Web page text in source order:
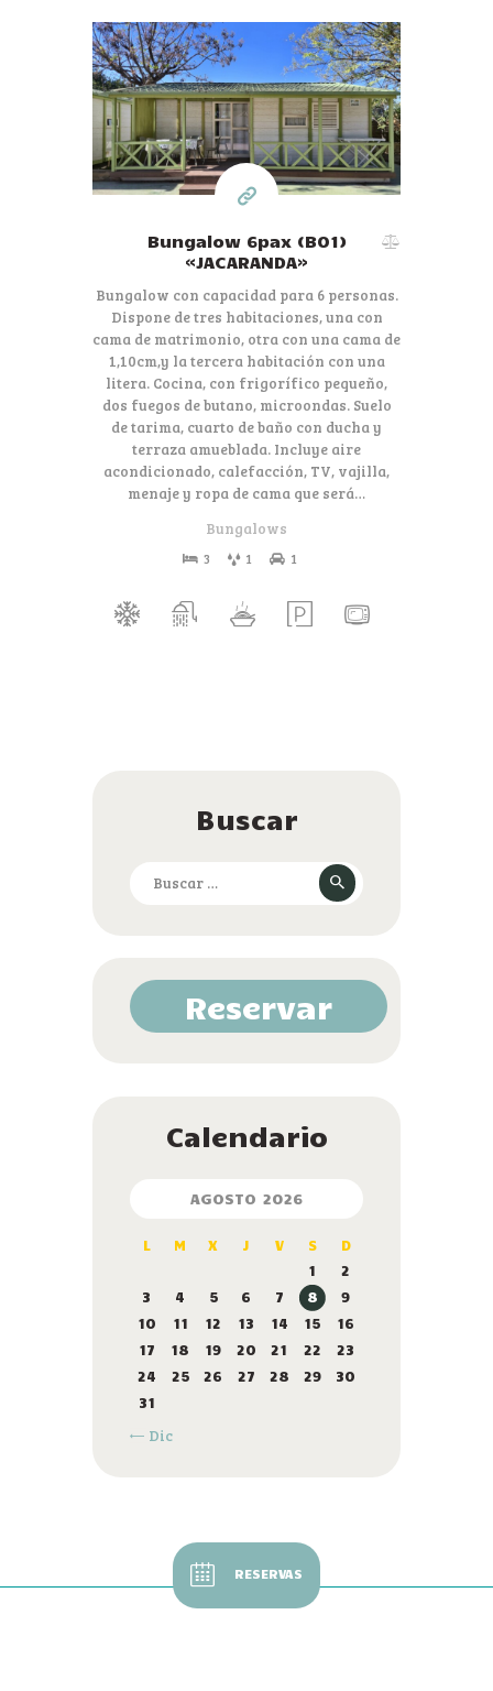
Desde80€
por día
Bungalow 6pax (B01)
«JACARANDA»
Bungalow con capacidad para 6 personas.
Dispone de tres habitaciones, una con
cama de matrimonio, otra con una cama de
1,10cm,y la tercera habitación con una
litera. Cocina, con frigorífico pequeño,
dos fuegos de butano, microondas. Suelo
de tarima, cuarto de baño con ducha y
terraza amueblada. Incluye aire
acondicionado, calefacción, TV, vajilla,
menaje y ropa de cama que será…
Bungalows
3 1 1
Buscar
Reservar
Calendario
AGOSTO 2026
L M X J V S
D
1
2
3
4 5 6 7 8
9
10
11 12 13 14 15
16
17
18 19 20 21 22
23
24
25 26 27 28 29
30
31
« Dic
RESERVAS